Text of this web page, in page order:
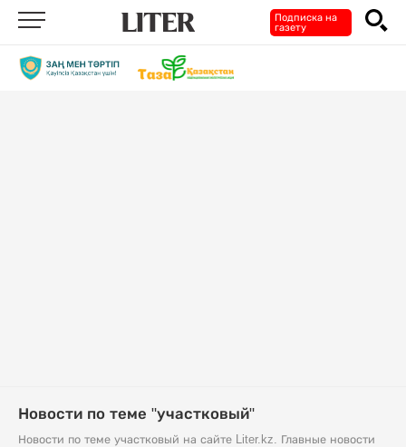
Подписка на
газету
Новости по теме "участковый"
Новости по теме участковый на сайте Liter.kz. Главные новости